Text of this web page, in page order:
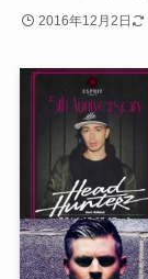
2016年12月2日